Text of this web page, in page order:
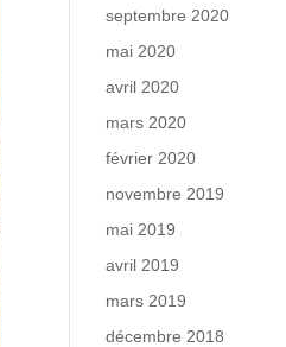
septembre 2020
mai 2020
avril 2020
mars 2020
février 2020
novembre 2019
mai 2019
avril 2019
mars 2019
décembre 2018